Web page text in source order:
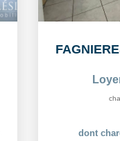
dont